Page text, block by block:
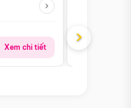
Xem chi tiết
Giá từ:
›